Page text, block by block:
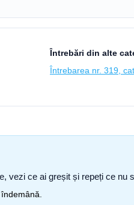
Întrebări din alte
Întrebarea nr. 319,
vezi ce ai greșit și repeți ce